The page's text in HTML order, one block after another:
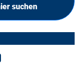
suchen